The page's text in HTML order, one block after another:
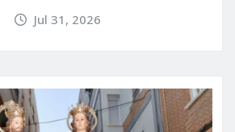
Jul 31, 2026